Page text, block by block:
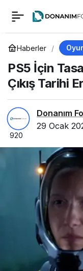
Haberler
PS5 İçin
Çıkış Tarihi
Donanım
29 Ocak
920
PS5 İçin
Oyun Returnal’in
Çıkış Tarihi